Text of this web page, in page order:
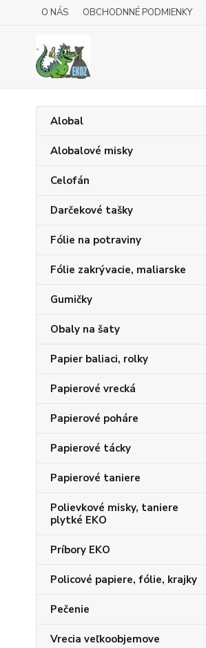
O NÁS OBCHODNNÉ PODMIENKY
Alobal
Alobalové misky
Celofán
Darčekové tašky
Fólie na potraviny
Fólie zakrývacie, maliarske
Gumičky
Obaly na šaty
Papier baliaci, rolky
Papierové vrecká
Papierové poháre
Papierové tácky
Papierové taniere
Polievkové misky, taniere
plytké EKO
Príbory EKO
Policové papiere, fólie, krajky
Pečenie
Vrecia veľkoobjemove